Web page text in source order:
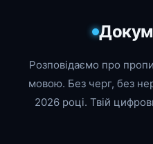
Розповідаємо про
мовою. Без черг, без
2026 році. Твій